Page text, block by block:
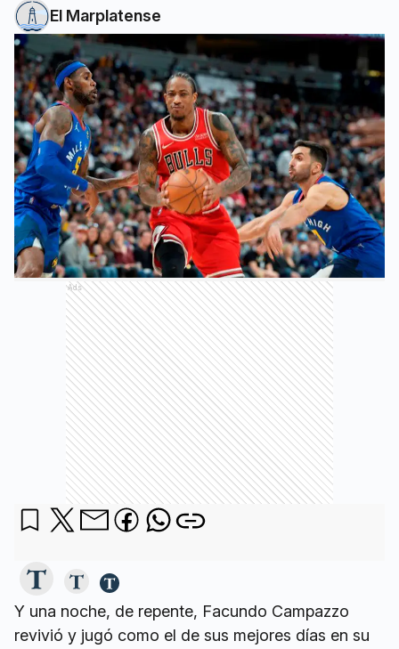
El Marplatense
Ads
Y una noche, de repente, Facundo Campazzo
revivió y jugó como el de sus mejores días en su